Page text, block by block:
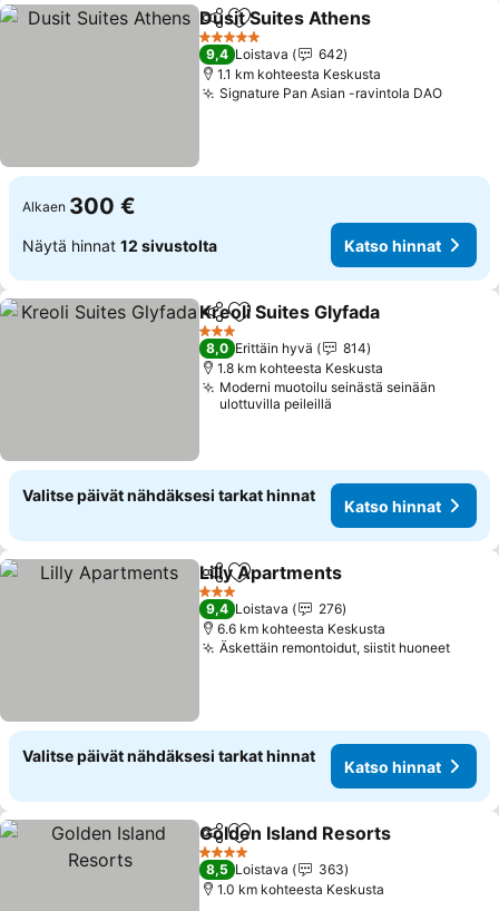
Jaa Lisää suosikkeihin
Dusit Suites Athens
5 Tähtiluokitus
9,4 Loistava
642
1.1 km kohteesta Keskusta
Signature Pan Asian -ravintola DAO
Alkaen 300 €
Näytä hinnat 12 sivustolta Katso hinnat
Jaa Lisää suosikkeihin
Kreoli Suites Glyfada
3 Tähtiluokitus
8,0 Erittäin hyvä
814
1.8 km kohteesta Keskusta
Moderni muotoilu seinästä seinään
ulottuvilla peileillä
Valitse päivät nähdäksesi tarkat hinnat
Katso hinnat
Jaa Lisää suosikkeihin
Lilly Apartments
3 Tähtiluokitus
9,4 Loistava
276
6.6 km kohteesta Keskusta
Äskettäin remontoidut, siistit huoneet
Valitse päivät nähdäksesi tarkat hinnat
Katso hinnat
Jaa Lisää suosikkeihin
Golden Island Resorts
4 Tähtiluokitus
8,5 Loistava
363
1.0 km kohteesta Keskusta